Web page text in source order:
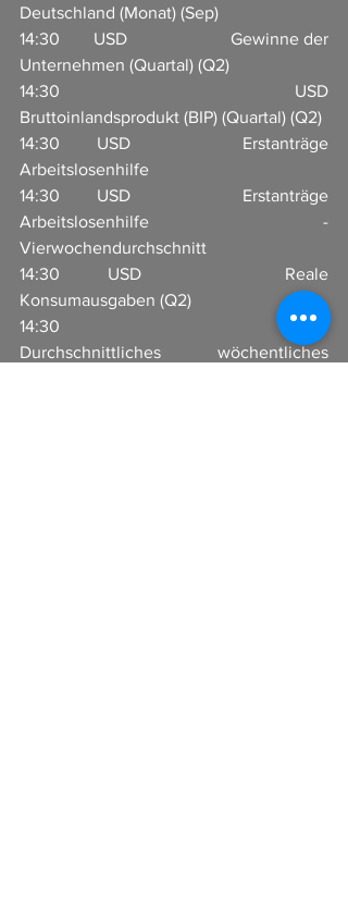
Deutschland (Monat) (Sep)
14:30       USD                     Gewinne der
14:30       USD
14:30       USD                     Erstanträge
Arbeitslosenhilfe
14:30       USD                     Erstanträge
Arbeitslosenhilfe -
14:30       USD                     Reale
Konsumausgaben (Q2)
14:30       CAD
Durchschnittliches wöchentliches